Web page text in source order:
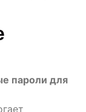
пароли для